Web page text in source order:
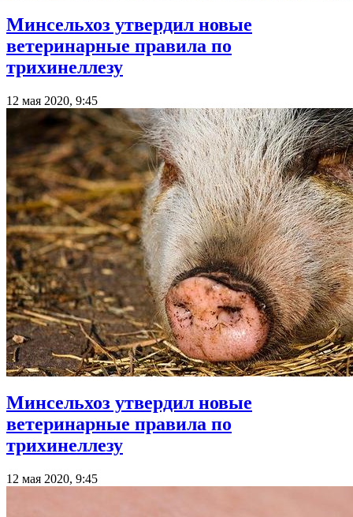
Минсельхоз утвердил новые
ветеринарные правила по
трихинеллезу
12 мая 2020, 9:45
Минсельхоз утвердил новые
ветеринарные правила по
трихинеллезу
12 мая 2020, 9:45